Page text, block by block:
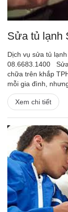
Sửa tủ lạnh
Dịch vụ sửa tủ
08.6683.1400
chữa trên khắp
mỗi gia đình,
Xem chi tiết